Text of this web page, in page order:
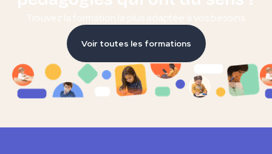
Voir toutes les formations